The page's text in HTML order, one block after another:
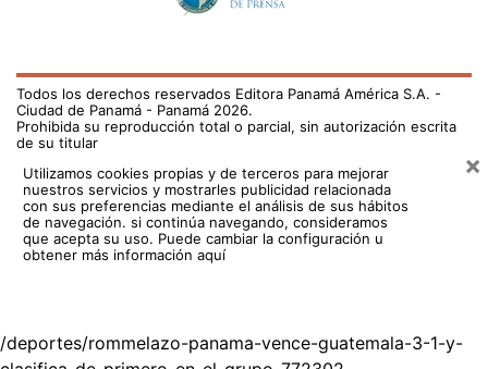
Todos los derechos reservados Editora Panamá América S.A. -
Ciudad de Panamá - Panamá 2026.
Prohibida su reproducción total o parcial, sin autorización escrita
de su titular
Utilizamos cookies propias y de terceros para mejorar
nuestros servicios y mostrarles publicidad relacionada
con sus preferencias mediante el análisis de sus hábitos
de navegación. si continúa navegando, consideramos
que acepta su uso. Puede cambiar la configuración u
obtener más información aquí
×
/deportes/rommelazo-panama-vence-guatemala-3-1-y-